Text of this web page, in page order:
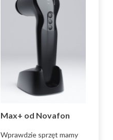
Max+ od Novafon
Wprawdzie sprzęt mamy